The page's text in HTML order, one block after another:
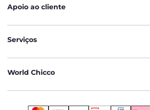
Apoio ao cliente
Serviços
World Chicco